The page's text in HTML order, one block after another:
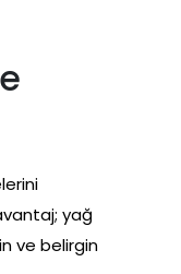
yağ
ve belirgin